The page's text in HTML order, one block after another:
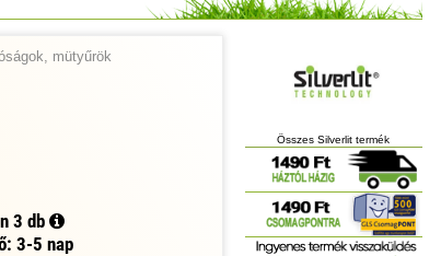
mütyűrök
3 db
3-5 nap
Összes Silverlit termék